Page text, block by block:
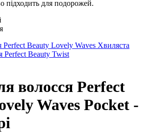
підходить для подорожей.
Beauty Lovely Waves Хвиляста
Perfect Beauty Twist
волосся Perfect
Waves Pocket -